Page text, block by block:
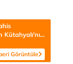
Kütahyalı'nın
Görüntüle